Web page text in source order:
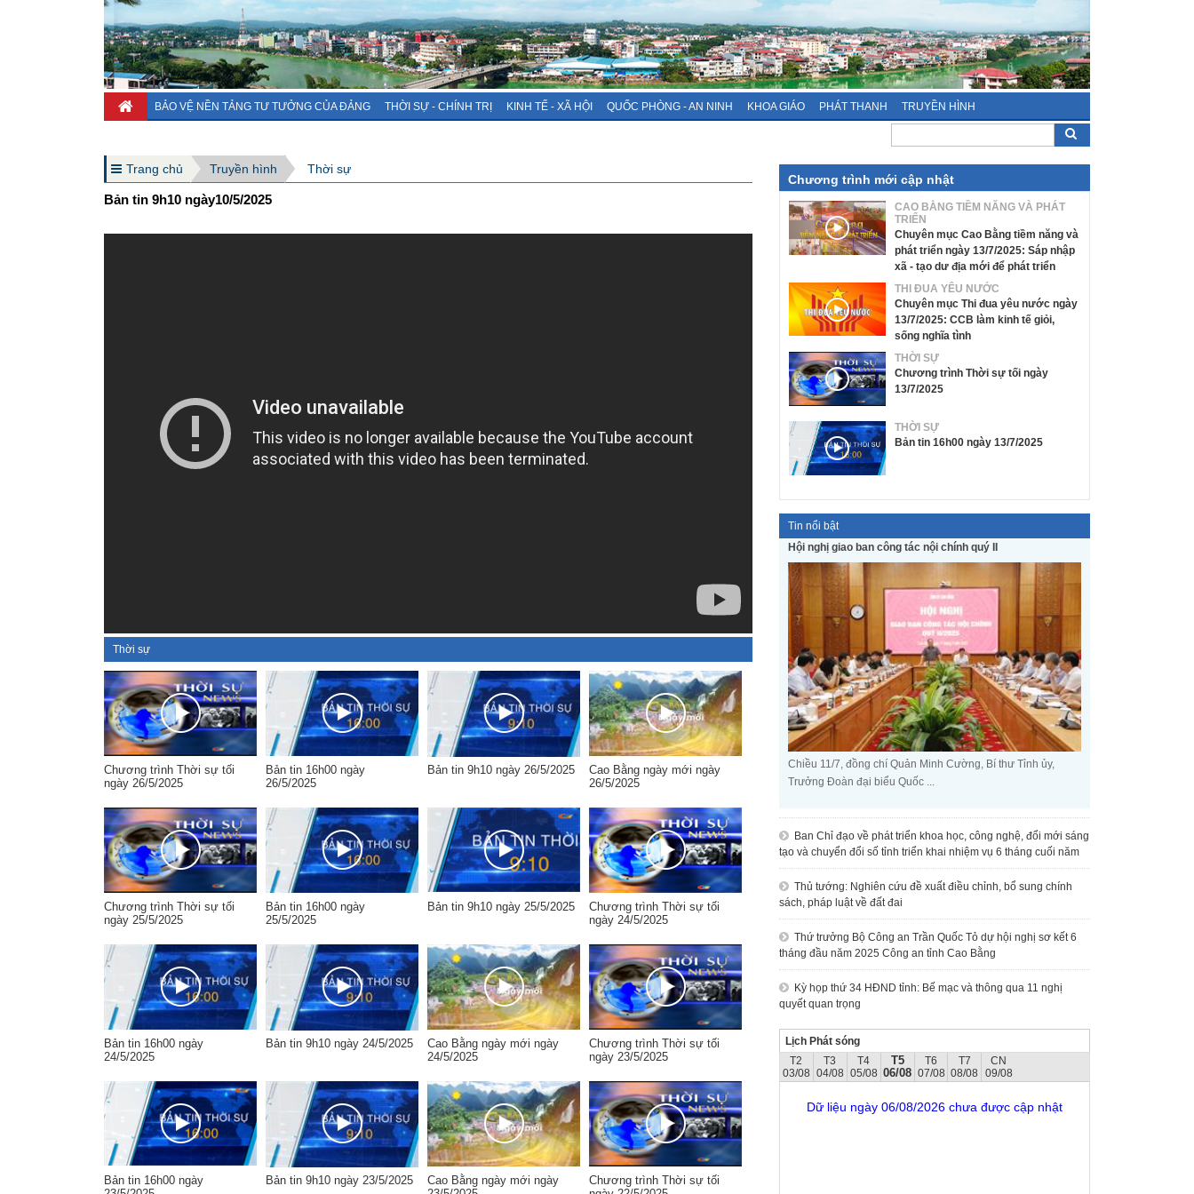
BẢO VỆ NỀN TẢNG TƯ TƯỞNG CỦA ĐẢNG THỜI SỰ - CHÍNH TRỊ KINH TẾ - XÃ HỘI QUỐC PHÒNG - AN NINH KHOA GIÁO PHÁT THANH TRUYỀN HÌNH
Trang chủ Truyền hình Thời sự
Bản tin 9h10 ngày10/5/2025
Thời sự
Chương trình Thời sự tối
ngày 26/5/2025
Bản tin 16h00 ngày
26/5/2025
Bản tin 9h10 ngày 26/5/2025
Cao Bằng ngày mới ngày
26/5/2025
Chương trình Thời sự tối
ngày 25/5/2025
Bản tin 16h00 ngày
25/5/2025
Bản tin 9h10 ngày 25/5/2025
Chương trình Thời sự tối
ngày 24/5/2025
Bản tin 16h00 ngày
24/5/2025
Bản tin 9h10 ngày 24/5/2025
Cao Bằng ngày mới ngày
24/5/2025
Chương trình Thời sự tối
ngày 23/5/2025
Bản tin 16h00 ngày
Bản tin 9h10 ngày 23/5/2025
Cao Bằng ngày mới ngày
Chương trình Thời sự tối
Chương trình mới cập nhật
CAO BẰNG TIỀM NĂNG VÀ PHÁT
TRIỂN
Chuyên mục Cao Bằng tiềm năng và
phát triển ngày 13/7/2025: Sáp nhập
xã - tạo dư địa mới để phát triển
THI ĐUA YÊU NƯỚC
Chuyên mục Thi đua yêu nước ngày
13/7/2025: CCB làm kinh tế giỏi,
sống nghĩa tình
THỜI SỰ
Chương trình Thời sự tối ngày
13/7/2025
THỜI SỰ
Bản tin 16h00 ngày 13/7/2025
Tin nổi bật
Hội nghị giao ban công tác nội chính quý II
Chiều 11/7, đồng chí Quản Minh Cường, Bí thư Tỉnh ủy,
Trưởng Đoàn đại biểu Quốc ...
Ban Chỉ đạo về phát triển khoa học, công nghệ, đổi mới sáng
tạo và chuyển đổi số tỉnh triển khai nhiệm vụ 6 tháng cuối năm
Thủ tướng: Nghiên cứu đề xuất điều chỉnh, bổ sung chính
sách, pháp luật về đất đai
Thứ trưởng Bộ Công an Trần Quốc Tỏ dự hội nghị sơ kết 6
tháng đầu năm 2025 Công an tỉnh Cao Bằng
Kỳ họp thứ 34 HĐND tỉnh: Bế mạc và thông qua 11 nghị
quyết quan trọng
Lịch Phát sóng
T2
03/08
T3
04/08
T4
05/08
T5
06/08
T6
07/08
T7
08/08
CN
09/08
Dữ liệu ngày 06/08/2026 chưa được cập nhật